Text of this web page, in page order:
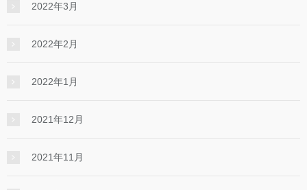
2022年3月
2022年2月
2022年1月
2021年12月
2021年11月